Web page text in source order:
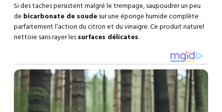
Si des taches persistent malgré le trempage, saupoudrer un peu
de bicarbonate de soudesur une éponge humide complète
parfaitement l’action du citron et du vinaigre. Ce produit naturel
nettoie sans rayer lessurfaces délicates.